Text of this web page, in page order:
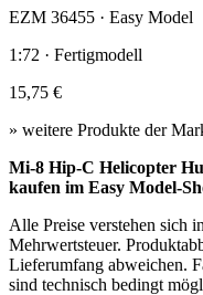
EZM 36455 · Easy Model
1:72 · Fertigmodell
15,75 €
» weitere Produkte der
Mi-8 Hip-C Helicopter
kaufen im Easy Model-
Alle Preise verstehen sich
Mehrwertsteuer.
Lieferumfang abweichen.
sind technisch bedingt